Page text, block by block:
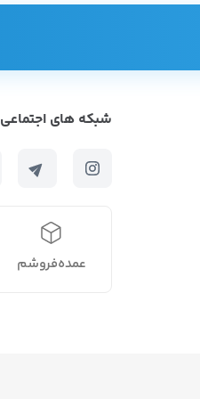
گسترده‌تری از محصولات انتخاب کنند.
شبکه های اجتماعی
عمده‌فروشم